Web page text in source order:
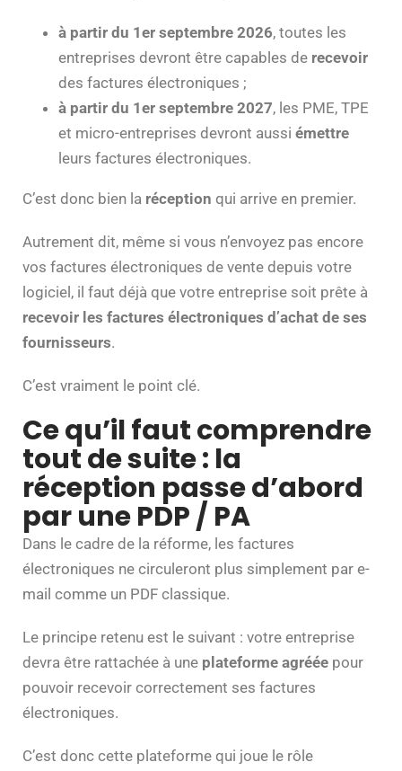
à partir du 1er septembre 2026, toutes les
entreprises devront être capables de recevoir
des factures électroniques ;
à partir du 1er septembre 2027, les PME, TPE
et micro-entreprises devront aussi émettre
leurs factures électroniques.
C’est donc bien la réception qui arrive en premier.
Autrement dit, même si vous n’envoyez pas encore
vos factures électroniques de vente depuis votre
logiciel, il faut déjà que votre entreprise soit prête à
recevoir les factures électroniques d’achat de ses
fournisseurs.
C’est vraiment le point clé.
Ce qu’il faut comprendre
tout de suite : la
réception passe d’abord
par une PDP / PA
Dans le cadre de la réforme, les factures
électroniques ne circuleront plus simplement par e-
mail comme un PDF classique.
Le principe retenu est le suivant : votre entreprise
devra être rattachée à une plateforme agréée pour
pouvoir recevoir correctement ses factures
électroniques.
C’est donc cette plateforme qui joue le rôle